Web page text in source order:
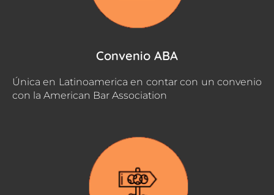
Convenio ABA
Única en Latinoamerica en contar con un convenio
con la American Bar Association